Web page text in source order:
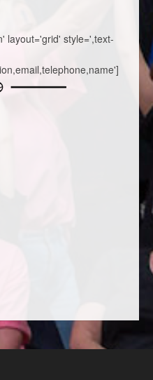
layout='grid' style=',text-